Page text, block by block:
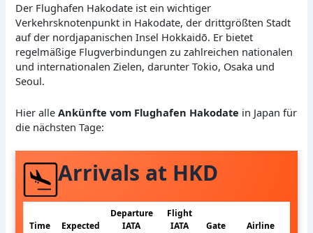
Der Flughafen Hakodate ist ein wichtiger
Verkehrsknotenpunkt in Hakodate, der drittgrößten Stadt
auf der nordjapanischen Insel Hokkaidō. Er bietet
regelmäßige Flugverbindungen zu zahlreichen nationalen
und internationalen Zielen, darunter Tokio, Osaka und
Seoul.
Hier alleAnkünfte vom Flughafen Hakodate in Japan für
die nächsten Tage:
Arrivals at HKD
Time Expected
Departure
IATA
Flight
IATA
Gate
Airline